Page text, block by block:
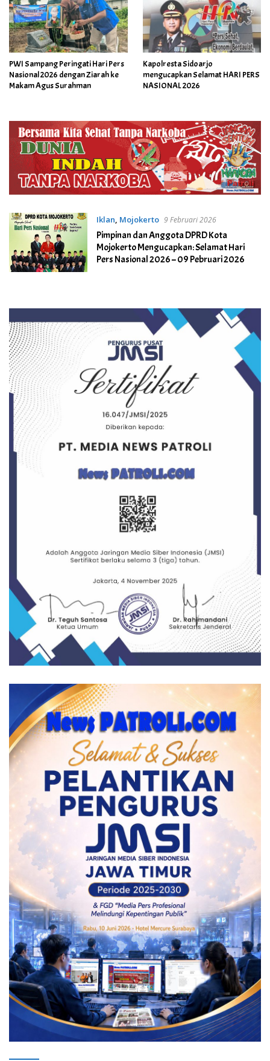
PWI Sampang Peringati Hari Pers
Nasional 2026 dengan Ziarah ke
Makam Agus Surahman
Kapolresta Sidoarjo
mengucapkan Selamat HARI PERS
NASIONAL 2026
Iklan, Mojokerto 9 Februari 2026
Pimpinan dan Anggota DPRD Kota
Mojokerto Mengucapkan: Selamat Hari
Pers Nasional 2026 – 09 Pebruari 2026